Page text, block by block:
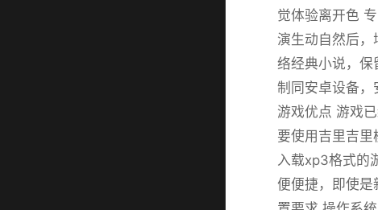
觉体验离开色
演生动自然后
络经典小说，
制同安卓设备，
游戏优点 游戏
要使用吉里吉
入载xp3格式的
便便捷，即使是